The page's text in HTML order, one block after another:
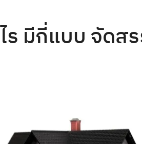
มีกี่แบบ จัดสร